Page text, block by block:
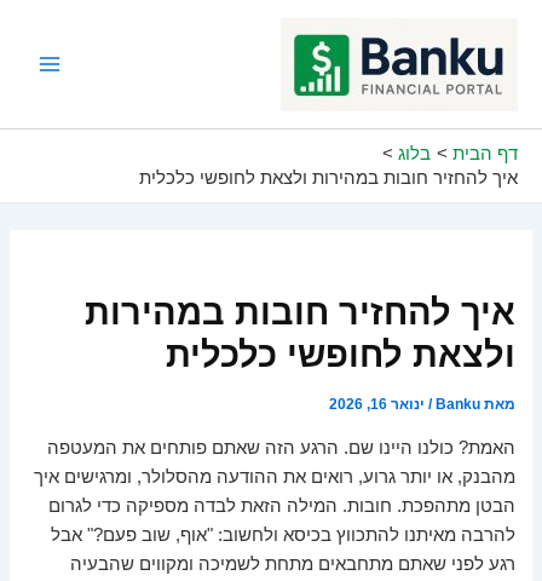
דף הבית
בלוג
איך להחזיר חובות במהירות ולצאת לחופשי כלכלית
איך להחזיר חובות במהירות
ולצאת לחופשי כלכלית
מאתBanku
/ ינואר 16, 2026
האמת? כולנו היינו שם. הרגע הזה שאתם פותחים את המעטפה
מהבנק, או יותר גרוע, רואים את ההודעה מהסלולר, ומרגישים איך
הבטן מתהפכת. חובות. המילה הזאת לבדה מספיקה כדי לגרום
להרבה מאיתנו להתכווץ בכיסא ולחשוב: "אוף, שוב פעם?" אבל
רגע לפני שאתם מתחבאים מתחת לשמיכה ומקווים שהבעיה